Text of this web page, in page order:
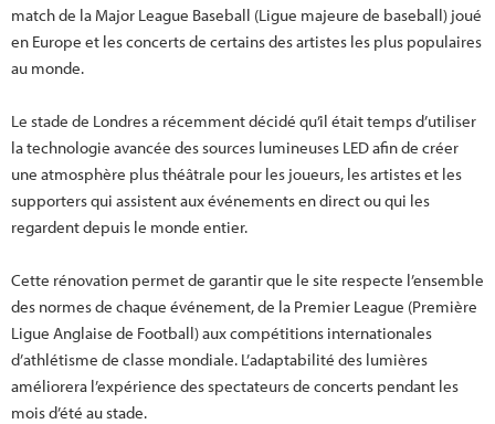
match de la Major League Baseball (Ligue majeure de baseball) joué
en Europe et les concerts de certains des artistes les plus populaires
au monde.
Le stade de Londres a récemment décidé qu’il était temps d’utiliser
la technologie avancée des sources lumineuses LED afin de créer
une atmosphère plus théâtrale pour les joueurs, les artistes et les
supporters qui assistent aux événements en direct ou qui les
regardent depuis le monde entier.
Cette rénovation permet de garantir que le site respecte l’ensemble
des normes de chaque événement, de la Premier League (Première
Ligue Anglaise de Football) aux compétitions internationales
d’athlétisme de classe mondiale. L’adaptabilité des lumières
améliorera l’expérience des spectateurs de concerts pendant les
mois d’été au stade.